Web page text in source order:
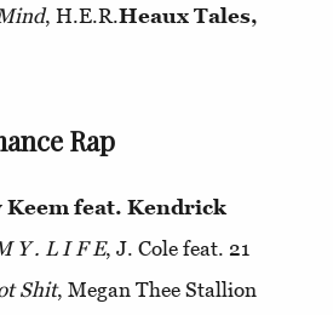
, H.E.R.Heaux Tales,
Rap
Keem feat. Kendrick
Y . L I F E, J. Cole feat. 21
Shit, Megan Thee Stallion